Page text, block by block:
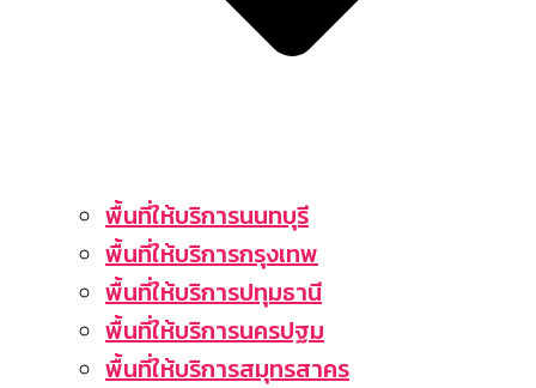
พื้นที่ให้บริการนนทบุรี
พื้นที่ให้บริการกรุงเทพ
พื้นที่ให้บริการปทุมธานี
พื้นที่ให้บริการนครปฐม
พื้นที่ให้บริการสมุทรสาคร